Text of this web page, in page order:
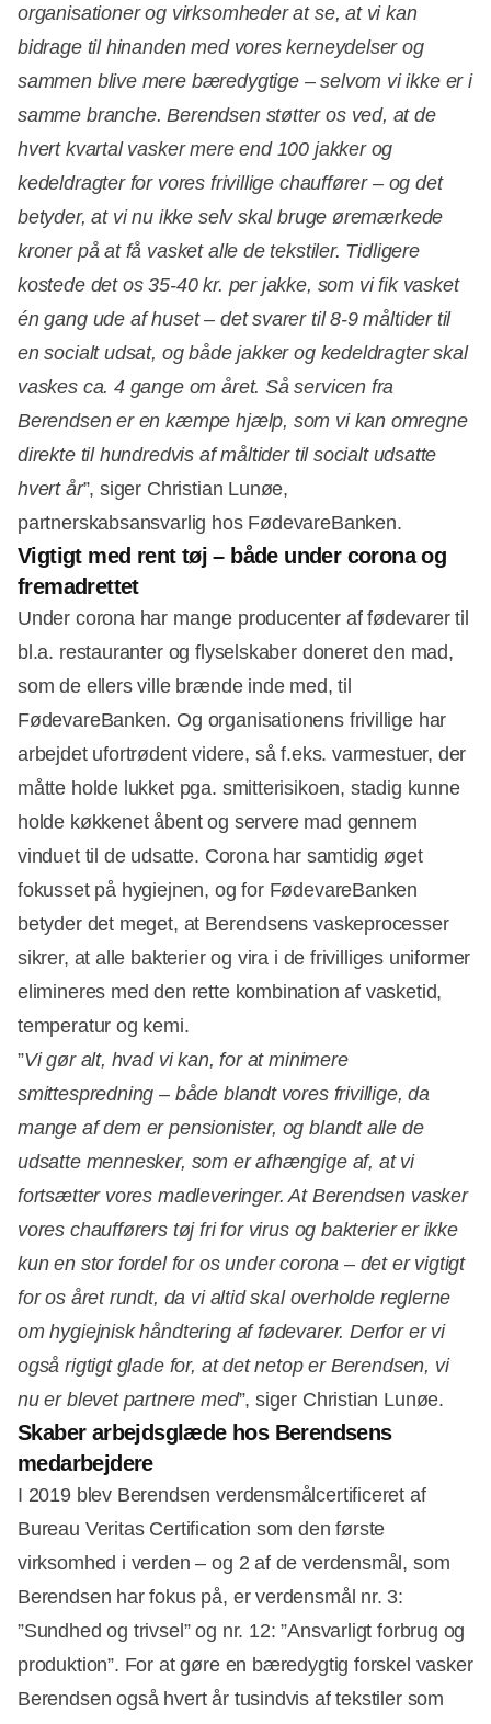
organisationer og virksomheder at se, at vi kan
bidrage til hinanden med vores kerneydelser og
sammen blive mere bæredygtige – selvom vi ikke er i
samme branche. Berendsen støtter os ved, at de
hvert kvartal vasker mere end 100 jakker og
kedeldragter for vores frivillige chauffører – og det
betyder, at vi nu ikke selv skal bruge øremærkede
kroner på at få vasket alle de tekstiler. Tidligere
kostede det os 35-40 kr. per jakke, som vi fik vasket
én gang ude af huset – det svarer til 8-9 måltider til
en socialt udsat, og både jakker og kedeldragter skal
vaskes ca. 4 gange om året. Så servicen fra
Berendsen er en kæmpe hjælp, som vi kan omregne
direkte til hundredvis af måltider til socialt udsatte
hvert år”, siger Christian Lunøe,
partnerskabsansvarlig hos FødevareBanken.
Vigtigt med rent tøj – både under corona og
fremadrettet
Under corona har mange producenter af fødevarer til
bl.a. restauranter og flyselskaber doneret den mad,
som de ellers ville brænde inde med, til
FødevareBanken. Og organisationens frivillige har
arbejdet ufortrødent videre, så f.eks. varmestuer, der
måtte holde lukket pga. smitterisikoen, stadig kunne
holde køkkenet åbent og servere mad gennem
vinduet til de udsatte. Corona har samtidig øget
fokusset på hygiejnen, og for FødevareBanken
betyder det meget, at Berendsens vaskeprocesser
sikrer, at alle bakterier og vira i de frivilliges uniformer
elimineres med den rette kombination af vasketid,
temperatur og kemi.
”Vi gør alt, hvad vi kan, for at minimere
smittespredning – både blandt vores frivillige, da
mange af dem er pensionister, og blandt alle de
udsatte mennesker, som er afhængige af, at vi
fortsætter vores madleveringer. At Berendsen vasker
vores chaufførers tøj fri for virus og bakterier er ikke
kun en stor fordel for os under corona – det er vigtigt
for os året rundt, da vi altid skal overholde reglerne
om hygiejnisk håndtering af fødevarer. Derfor er vi
også rigtigt glade for, at det netop er Berendsen, vi
nu er blevet partnere med”, siger Christian Lunøe.
Skaber arbejdsglæde hos Berendsens
medarbejdere
I 2019 blev Berendsen verdensmålcertificeret af
Bureau Veritas Certification som den første
virksomhed i verden – og 2 af de verdensmål, som
Berendsen har fokus på, er verdensmål nr. 3:
”Sundhed og trivsel” og nr. 12: ”Ansvarligt forbrug og
produktion”. For at gøre en bæredygtig forskel vasker
Berendsen også hvert år tusindvis af tekstiler som